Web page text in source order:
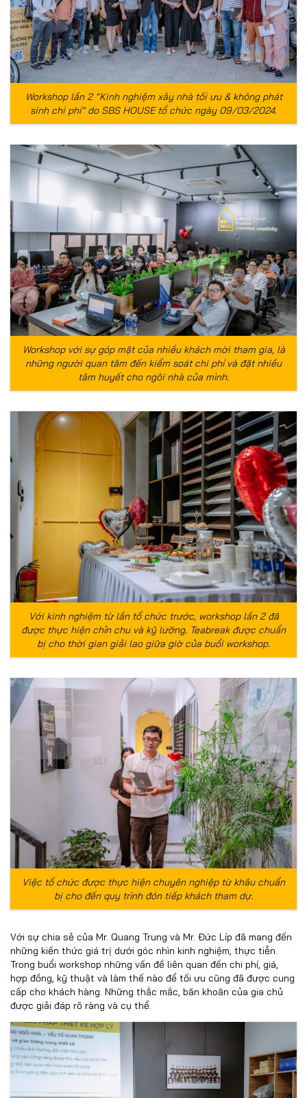
Workshop lần 2 “Kinh nghiệm xây nhà tối ưu & không phát
sinh chi phí” do SBS HOUSE tổ chức ngày 09/03/2024.
Workshop với sự góp mặt của nhiều khách mời tham gia, là
những người quan tâm đến kiểm soát chi phí và đặt nhiều
tâm huyết cho ngôi nhà của mình.
Với kinh nghiệm từ lần tổ chức trước, workshop lần 2 đã
được thực hiện chỉn chu và kỹ lưỡng. Teabreak được chuẩn
bị cho thời gian giải lao giữa giờ của buổi workshop.
Việc tổ chức được thực hiện chuyên nghiệp từ khâu chuẩn
bị cho đến quy trình đón tiếp khách tham dự.
Với sự chia sẻ của Mr. Quang Trung và Mr. Đức Líp đã mang đến
những kiến thức giá trị dưới góc nhìn kinh nghiệm, thực tiễn.
Trong buổi workshop những vấn đề liên quan đến chi phí, giá,
hợp đồng, kỹ thuật và làm thế nào để tối ưu cũng đã được cung
cấp cho khách hàng. Những thắc mắc, băn khoăn của gia chủ
được giải đáp rõ ràng và cụ thể.